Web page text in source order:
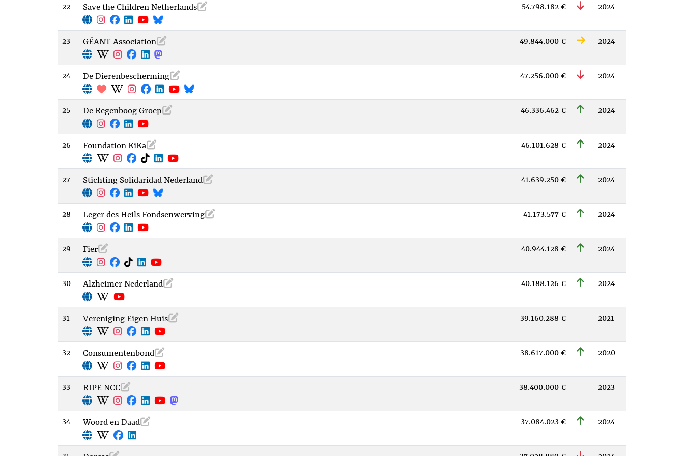
22 Save the Children Netherlands 54.798.182 € 2024
23 GÉANT Association 49.844.000 € 2024
24 De Dierenbescherming 47.256.000 € 2024
25 De Regenboog Groep 46.336.462 € 2024
26 Foundation KiKa 46.101.628 € 2024
27 Stichting Solidaridad Nederland 41.639.250 € 2024
28 Leger des Heils Fondsenwerving 41.173.577 € 2024
29 Fier 40.944.128 € 2024
30 Alzheimer Nederland 40.188.126 € 2024
31 Vereniging Eigen Huis 39.160.288 € 2021
32 Consumentenbond 38.617.000 € 2020
33 RIPE NCC 38.400.000 € 2023
34 Woord en Daad 37.084.023 € 2024